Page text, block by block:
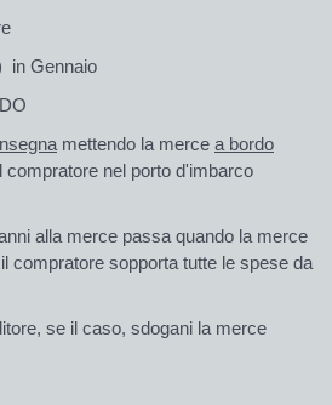
in Gennaio
mettendo la merce a bordo
compratore nel porto d'imbarco
alla merce passa quando la merce
compratore sopporta tutte le spese da
se il caso, sdogani la merce